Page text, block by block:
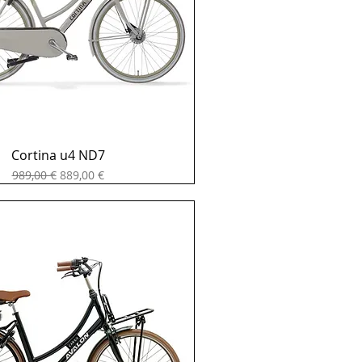
Cortina u4 ND7
Standardpreis
989,00 € Sale-Preis
889,00 €